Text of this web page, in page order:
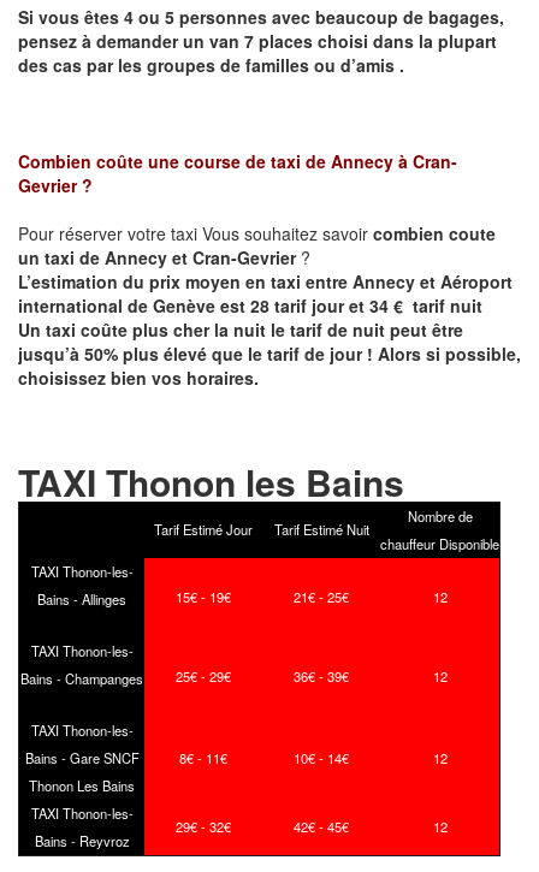
Si vous êtes 4 ou 5 personnes avec beaucoup de bagages,
pensez à demander un van 7 places choisi dans la plupart
des cas par les groupes de familles ou d’amis .
Combien coûte une course de taxi de Annecy à Cran-
Gevrier ?
Pour réserver votre taxi Vous souhaitez savoir combien coute
un taxi de Annecy et Cran-Gevrier?
L’estimation du prix moyen en taxi entre Annecy et Aéroport
international de Genève est 28 tarif jour et 34 € tarif nuit
Un taxi coûte plus cher la nuit le tarif de nuit peut être
jusqu’à 50% plus élevé que le tarif de jour ! Alors si possible,
choisissez bien vos horaires.
TAXI Thonon les Bains
Tarif Estimé Jour Tarif Estimé Nuit
Nombre de
chauffeur Disponible
TAXI Thonon-les-
Bains - Allinges
15€ - 19€ 21€ - 25€ 12
TAXI Thonon-les-
Bains - Champanges
25€ - 29€ 36€ - 39€ 12
TAXI Thonon-les-
Bains - Gare SNCF
Thonon Les Bains
8€ - 11€ 10€ - 14€ 12
TAXI Thonon-les-
Bains - Reyvroz
29€ - 32€ 42€ - 45€ 12